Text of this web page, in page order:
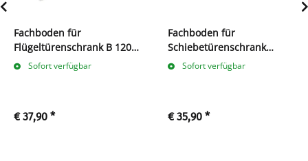
Fachboden für
Flügeltürenschrank B 1200
x T 422 mm, signalweiß
Sofort verfügbar
€ 37,90 *
Fachboden für
Schiebetürenschrank
550130/550150 grau
Sofort verfügbar
€ 35,90 *